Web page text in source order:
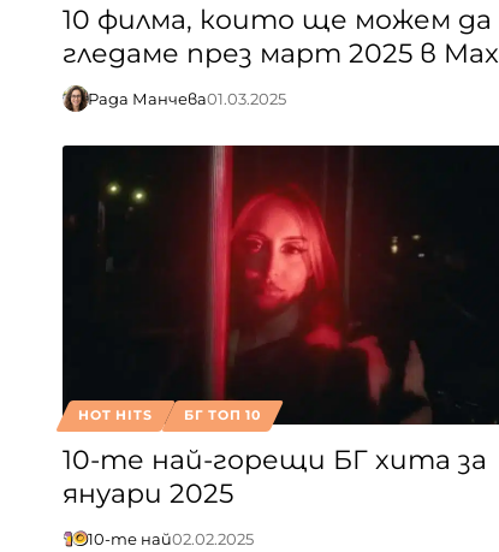
10 филма, които ще можем да
гледаме през март 2025 в Max
Рада Манчева01.03.2025
HOT HITS БГ ТОП 10
10-те най-горещи БГ хита за
януари 2025
10-те най02.02.2025